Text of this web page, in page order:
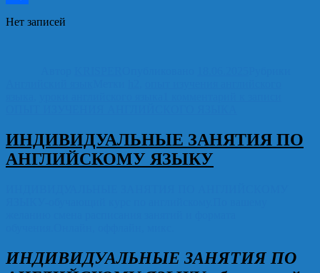
Отправить
Нет записей
ИНДИВИДУАЛЬНЫЕ ЗАНЯТИЯ ПО
АНГЛИЙСКОМУ ЯЗЫКУ
ИНДИВИДУАЛЬНЫЕ ЗАНЯТИЯ ПО